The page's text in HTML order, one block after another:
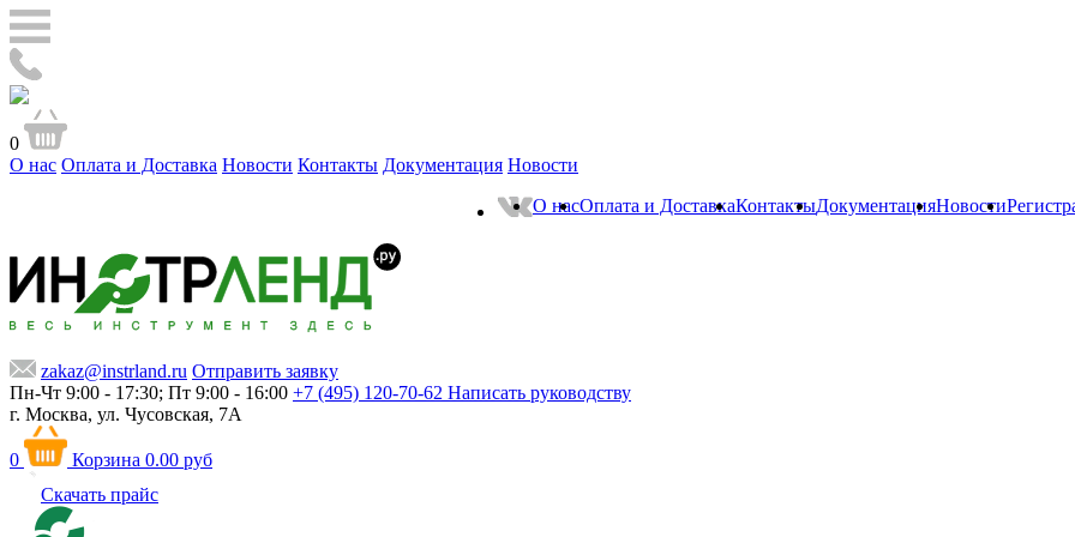
0
О нас Оплата и Доставка Новости Контакты Документация Новости
О насОплата и ДоставкаКонтактыДокументацияНовости
zakaz@instrland.ru Отправить заявку
Пн-Чт 9:00 - 17:30; Пт 9:00 - 16:00 +7 (495) 120-70-62 Написать руководству
г. Москва, ул. Чусовская, 7А
0 Корзина 0.00 руб
Скачать прайс